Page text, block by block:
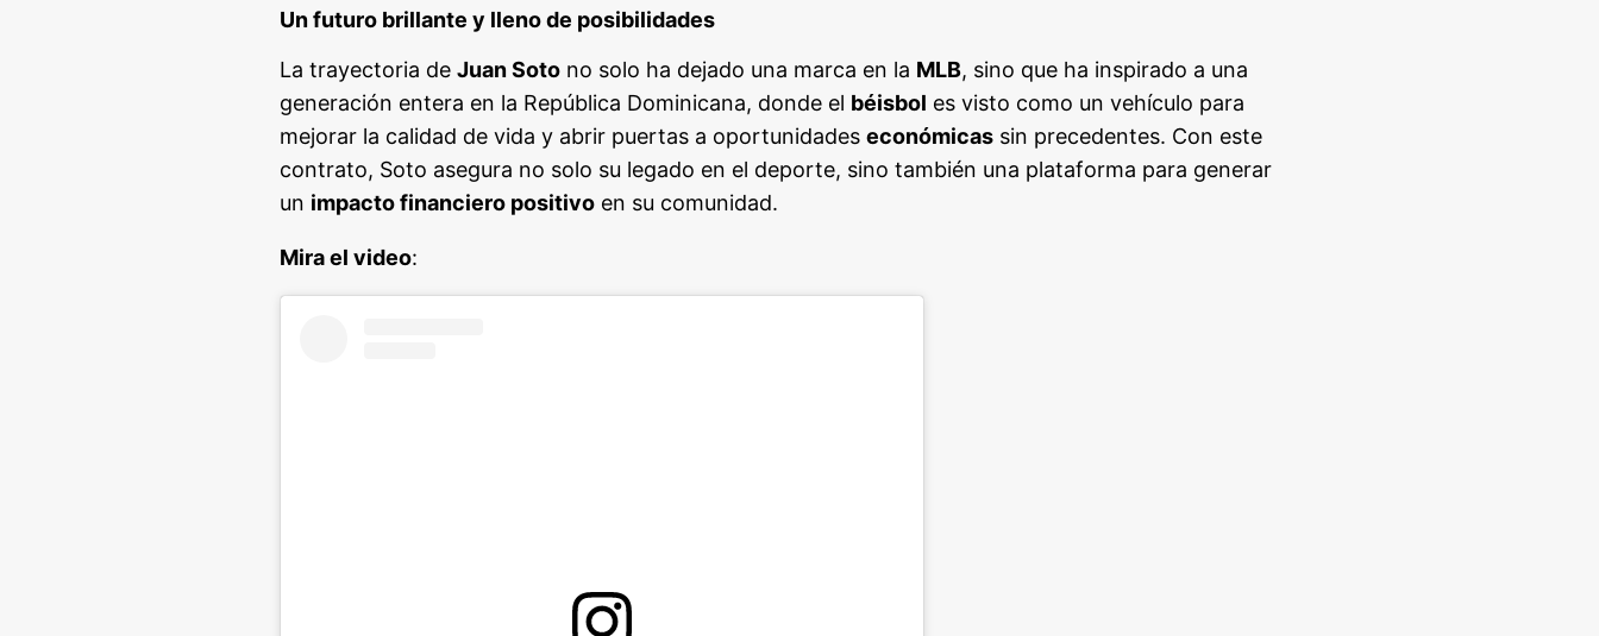
Un futuro brillante y lleno de posibilidades
La trayectoria deJuan Soto no solo ha dejado una marca en la MLB, sino que ha inspirado a una
generación entera en la República Dominicana, donde el béisbol es visto como un vehículo para
mejorar la calidad de vida y abrir puertas a oportunidadeseconómicas sin precedentes. Con este
contrato, Soto asegura no solo su legado en el deporte, sino también una plataforma para generar
un impacto financiero positivo en su comunidad.
Mira el video: